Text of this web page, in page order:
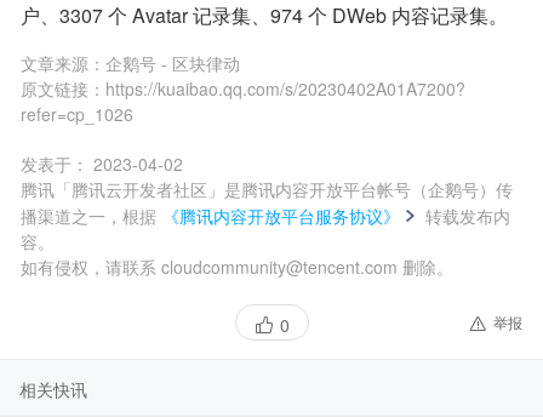
户、3307 个 Avatar 记录集、974 个 DWeb 内容记录集。
文章来源： 企鹅号 - 区块律动
原文链接： https://kuaibao.qq.com/s/20230402A01A7200?
refer=cp_1026
发表于： 2023-04-02
腾讯「腾讯云开发者社区」是腾讯内容开放平台帐号（企鹅号）传
播渠道之一，根据
《腾讯内容开放平台服务协议》
转载发布内
容。
如有侵权，请联系 cloudcommunity@tencent.com 删除。
0 举报
相关快讯